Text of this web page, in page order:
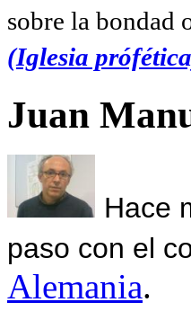
sobre la bondad
(Iglesia
Juan
Hace
paso con el
Alemania.